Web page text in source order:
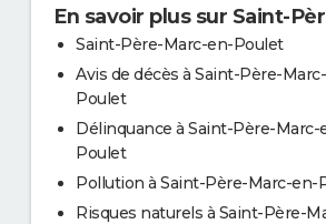
En savoir plus sur Saint-
Saint-Père-Marc-en-Poulet
Avis de décès à Saint-Père-
Poulet
Délinquance à Saint-Père-Marc-
Poulet
Pollution à Saint-Père-Marc-en-
Risques naturels à Saint-Père-